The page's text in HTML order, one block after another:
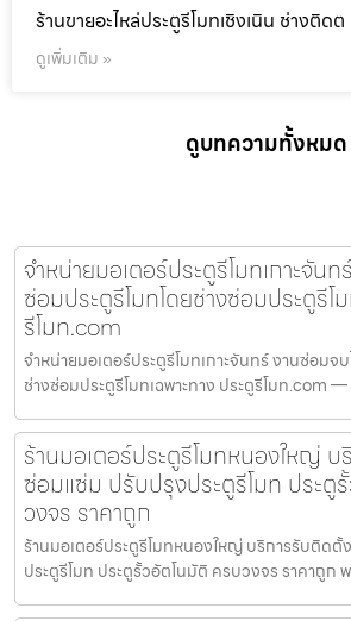
ร้านขายอะไหล่ประตูรีโมทเชิงเนิน ช่างติดต
ดูเพิ่มเติม »
ดูบทความทั้งหมด
จำหน่ายมอเตอร์ประตูรีโมทเกาะจัน
ซ่อมประตูรีโมทโดยช่างซ่อมประตูรีโ
รีโมท.com
จำหน่ายมอเตอร์ประตูรีโมทเกาะจันทร์ งานซ่อมจ
ช่างซ่อมประตูรีโมทเฉพาะทาง ประตูรีโมท.com
ร้านมอเตอร์ประตูรีโมทหนองใหญ่
ซ่อมแซ่ม ปรับปรุงประตูรีโมท ประตู
วงจร ราคาถูก
ร้านมอเตอร์ประตูรีโมทหนองใหญ่ บริการรับติด
ประตูรีโมท ประตูรั้วอัตโนมัติ ครบวงจร ราคาถูก